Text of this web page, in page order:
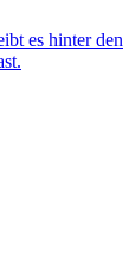
es hinter den